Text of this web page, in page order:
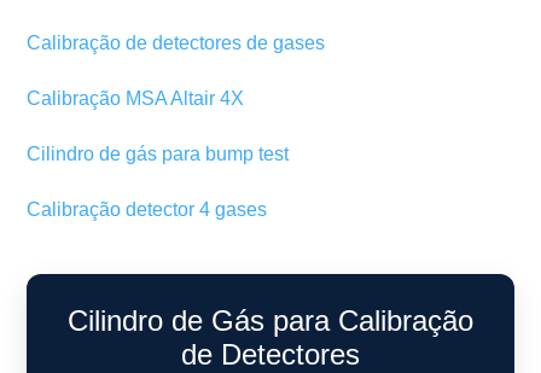
Calibração de detectores de gases
Calibração MSA Altair 4X
Cilindro de gás para bump test
Calibração detector 4 gases
Cilindro de Gás para Calibração
de Detectores